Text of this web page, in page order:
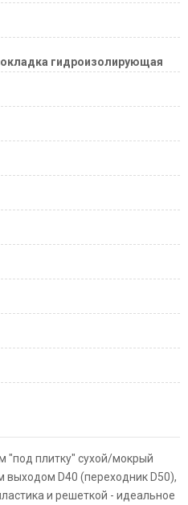
гидроизолирующая
"под плитку" сухой/мокрый
выходом D40 (переходник D50),
и решеткой - идеальное